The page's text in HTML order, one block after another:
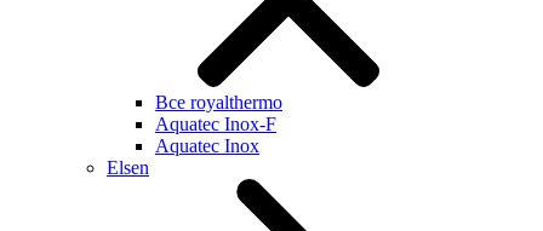
Все royalthermo
Aquatec Inox-F
Aquatec Inox
Elsen